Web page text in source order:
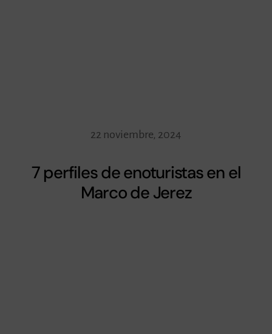
22 noviembre, 2024
7 perfiles de enoturistas en el
Marco de Jerez